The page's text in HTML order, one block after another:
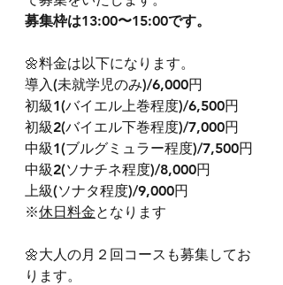
募集枠は13:00〜15:00です。
🌼料金は以下になります。
​導入(未就学児のみ)/6,000円
初級1(バイエル上巻程度)/6,500円
初級2(バイエル下巻程度)/7,000円
中級1(ブルグミュラー程度)/7,500円
中級2(ソナチネ程度)/8,000円
上級(ソナタ程度)/9,000円
※休日料金となります
🌼大人の月２回コースも募集してお
ります。